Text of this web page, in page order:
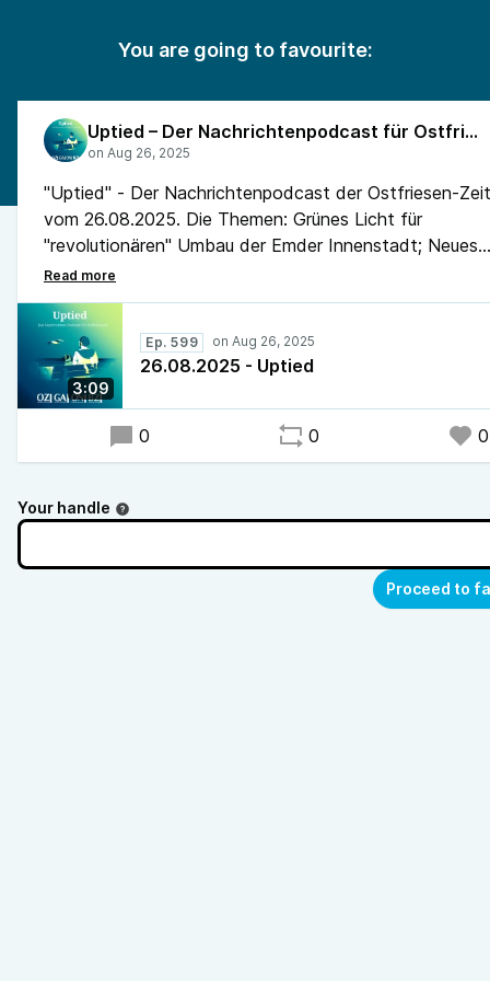
You are going to favourite:
Uptied – Der Nachrichtenpodcast für Ostfriesland
"Uptied" - Der Nachrichtenpodcast der Ostfriesen-
vom 26.08.2025. Die Themen: Grünes Licht für
"revolutionären" Umbau der Emder Innenstadt; Neues
Gerätehaus und Löschfahrzeug für Feuerwehr in
Boot und Trailer in Norden ausgebrannt; Norderney
Zertifikat als erstes Nordsee- und Thalassoheilbad
Deutschlands.
3:09
Ep. 599
26.08.2025 - Uptied
0 0 0
Your handle
Proceed to